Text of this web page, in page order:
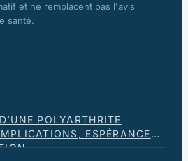
et ne remplacent pas l'avis
santé.
POLYARTHRITE
ESPÉRANCE